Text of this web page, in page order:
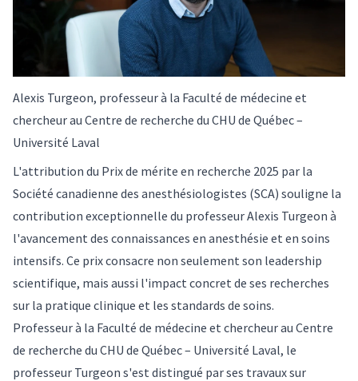
Alexis Turgeon, professeur à la Faculté de médecine et
chercheur au Centre de recherche du CHU de Québec –
Université Laval
L'attribution du Prix de mérite en recherche 2025 par la
Société canadienne des anesthésiologistes (SCA) souligne la
contribution exceptionnelle du professeur Alexis Turgeon à
l'avancement des connaissances en anesthésie et en soins
intensifs. Ce prix consacre non seulement son leadership
scientifique, mais aussi l'impact concret de ses recherches
sur la pratique clinique et les standards de soins.
Professeur à la Faculté de médecine et chercheur au Centre
de recherche du CHU de Québec – Université Laval, le
professeur Turgeon s'est distingué par ses travaux sur